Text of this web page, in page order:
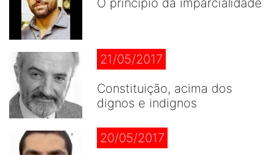
O princípio da imparcialidade
21/05/2017
Constituição, acima dos
dignos e indignos
20/05/2017